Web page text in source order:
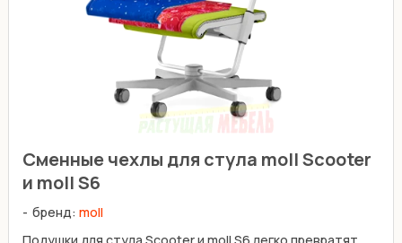
Сменные чехлы для стула moll Scooter
и moll S6
бренд: moll